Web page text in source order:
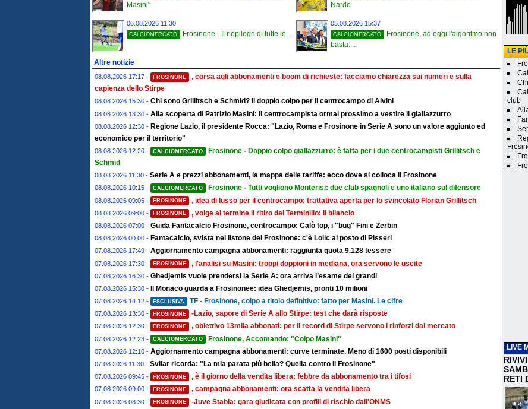
Masini"
Nardo
06.08.2026 11:30
CALCIOMERCATO Frosinone - Il riepilogo di tutte le...
05.08.2026 15:37
CALCIOMERCATO
Frosinone, ad oggi l'algoritmo non
basta:...
Altre notizie
08.08.2026 17:17 - FROSINONE
, corsa agli abbonamenti e boom di richieste: facciamo chiarezza sui numeri e sulla
capienza dello Stirpe
08.08.2026 15:30 - Chi sono Grillitsch e Schmid? Il doppio colpo per il centrocampo di Alvini
08.08.2026 13:30 - Alla scoperta di Patrizio Masini: il centrocampista ormai prossimo a vestire il giallazzurro
08.08.2026 12:30 - Regione Lazio, il presidente Rocca: "Lazio, Roma e Frosinone in Serie A sono un valore aggiunto ed
economico per il territorio"
08.08.2026 12:20 - CALCIOMERCATO
Frosinone - Doppio colpo giallazzurro: è fatta per i due centrocampisti Grillitsch e
Schmid
08.08.2026 11:30 - Serie A e prezzi abbonamenti, la mappa delle tariffe: ecco dove si colloca il Frosinone
08.08.2026 10:15 - CALCIOMERCATO Frosinone - Tutti vogliono Monterisi: due club spagnoli e uno italiano sul difensore
08.08.2026 09:05 - FROSINONE , idea di lusso per il centrocampo: trattativa aperta per lo svincolato Florian Grillitsch
08.08.2026 09:00 - FROSINONE , volge al termine il ritiro del Terminillo: il bilancio
08.08.2026 07:00 - Guida Fantacalcio Frosinone, centrocampo: Calò top, i "bug" Fini e Zerbin
08.08.2026 00:00 - Fantacalcio, svista nel listone del Frosinone: c'è Lolic al posto di Pisseri
07.08.2026 17:49 - Aggiornamento campagna abbonamenti: raggiunta quota 9.128 tessere
07.08.2026 17:30 - FROSINONE , l'analisi su Masini: troppi doppioni in mediana, ora servono le uscite
07.08.2026 16:30 - Ghedjemis vuole prendersi la Serie A: ora arriva l’esame dei grandi
07.08.2026 15:30 - Il Monaco guarda a Frosinonee: idea Ghedjemis, pronti 10 milioni
07.08.2026 14:12 - ESCLUSIVA TF - Frosinone, colpo a titolo definitivo: fatto per Masini. Le cifre
07.08.2026 13:30 - FROSINONE -Lazio, sapore di Serie A allo Stirpe: test che darà risposte
07.08.2026 12:30 - FROSINONE , obiettivo 13mila abbonati: per il record di Stirpe servono i rinforzi dal mercato
07.08.2026 12:23 - CALCIOMERCATO Frosinone, Accomando: "Colpo Masini"
07.08.2026 12:10 - Aggiornamento campagna abbonamenti: curve terminate. Meno di 1600 posti disponibili
07.08.2026 11:30 - Svilar ricorda: "La mia parata più bella? Quella contro il Frosinone"
07.08.2026 09:45 - FROSINONE , è il giorno della vendita libera: febbre da abbonamento tra i tifosi
07.08.2026 09:00 - FROSINONE , campagna abbonamenti: ora scatta la vendita libera
07.08.2026 08:30 - FROSINONE -Juve Stabia: gara giudicata con profili di rischio dall'ONMS
LE
club
LIVE
RETI